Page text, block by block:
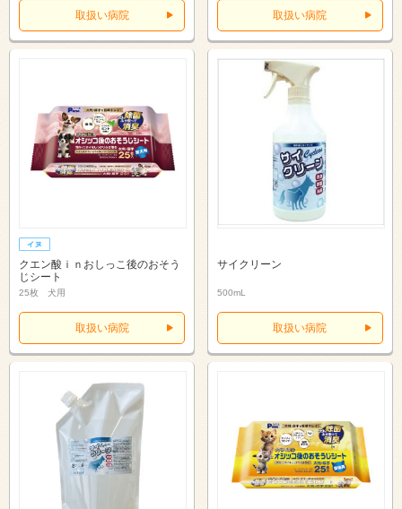
取扱い病院 取扱い病院
クエン酸ｉｎおしっこ後のおそう
じシート
25枚 犬用
取扱い病院
サイクリーン
500mL
取扱い病院